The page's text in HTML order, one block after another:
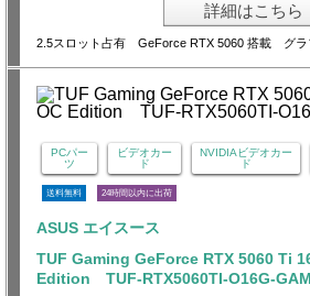
詳細はこちら
2.5スロット占有 GeForce RTX 5060 搭載 グラ
PCパー
ツ
ビデオカー
ド
NVIDIAビデオカー
ド
送料無料 24時間以内に出荷
ASUS エイスース
TUF Gaming GeForce RTX 5060 Ti
Edition TUF-RTX5060TI-O16G-